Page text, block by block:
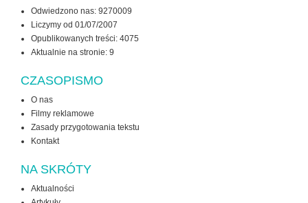
Odwiedzono nas: 9270009
Liczymy od 01/07/2007
Opublikowanych treści: 4075
Aktualnie na stronie: 9
CZASOPISMO
O nas
Filmy reklamowe
Zasady przygotowania tekstu
Kontakt
NA SKRÓTY
Aktualności